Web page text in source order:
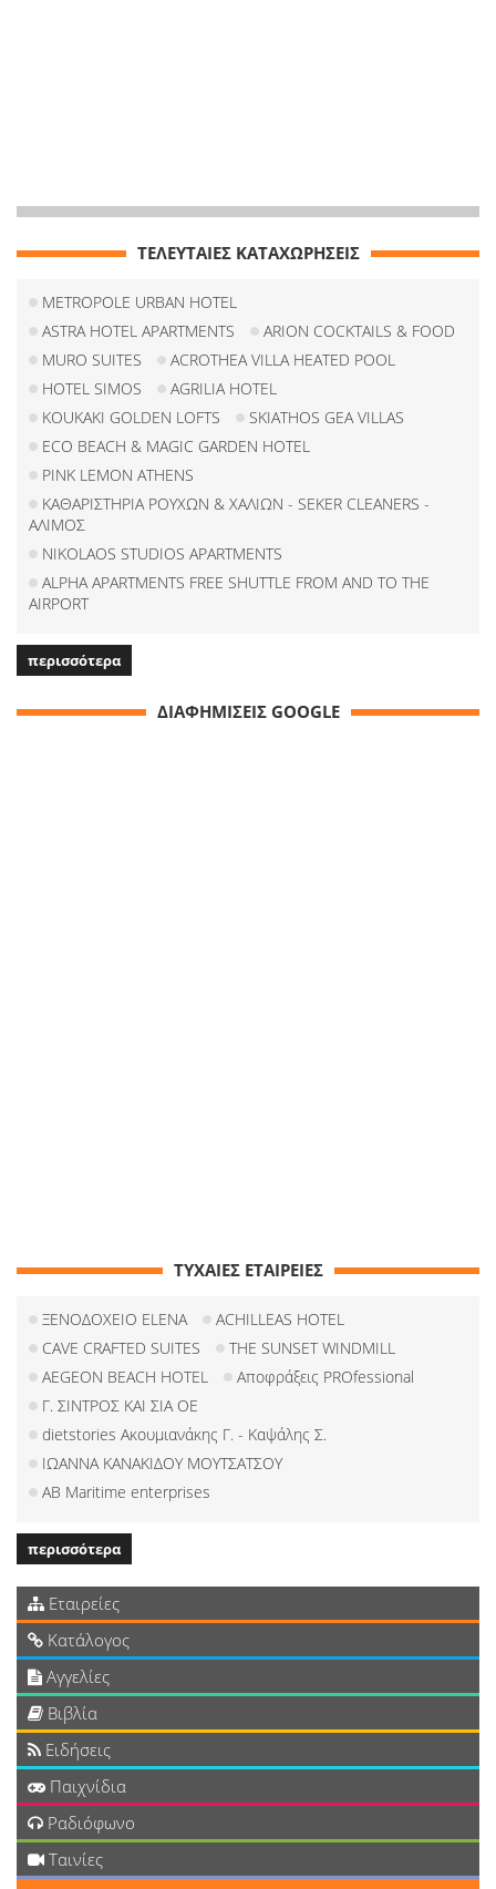
ΤΕΛΕΥΤΑΙΕΣ ΚΑΤΑΧΩΡΗΣΕΙΣ
METROPOLE URBAN HOTEL
ASTRA HOTEL APARTMENTS
ARION COCKTAILS & FOOD
MURO SUITES
ACROTHEA VILLA HEATED POOL
HOTEL SIMOS
AGRILIA HOTEL
KOUKAKI GOLDEN LOFTS
SKIATHOS GEA VILLAS
ECO BEACH & MAGIC GARDEN HOTEL
PINK LEMON ATHENS
ΚΑΘΑΡΙΣΤΗΡΙΑ ΡΟΥΧΩΝ & ΧΑΛΙΩΝ - SEKER CLEANERS -
ΑΛΙΜΟΣ
NIKOLAOS STUDIOS APARTMENTS
ALPHA APARTMENTS FREE SHUTTLE FROM AND TO THE
AIRPORT
περισσότερα
ΔΙΑΦΗΜΙΣΕΙΣ GOOGLE
ΤΥΧΑΙΕΣ ΕΤΑΙΡΕΙΕΣ
ΞΕΝΟΔΟΧΕΙΟ ELENA
ACHILLEAS HOTEL
CAVE CRAFTED SUITES
THE SUNSET WINDMILL
AEGEON BEACH HOTEL
Αποφράξεις PROfessional
Γ. ΣΙΝΤΡΟΣ ΚΑΙ ΣΙΑ ΟΕ
dietstories Ακουμιανάκης Γ. - Καψάλης Σ.
ΙΩΑΝΝΑ ΚΑΝΑΚΙΔΟΥ ΜΟΥΤΣΑΤΣΟΥ
AB Maritime enterprises
περισσότερα
Εταιρείες
Κατάλογος
Αγγελίες
Βιβλία
Ειδήσεις
Παιχνίδια
Ραδιόφωνο
Ταινίες